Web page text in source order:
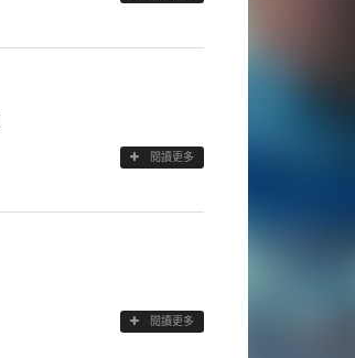
閱讀更多
閱讀更多